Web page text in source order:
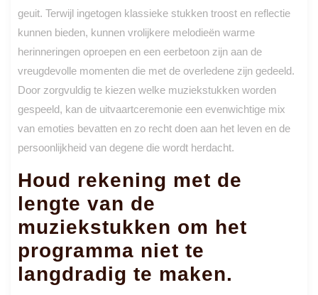
geuit. Terwijl ingetogen klassieke stukken troost en reflectie
kunnen bieden, kunnen vrolijkere melodieën warme
herinneringen oproepen en een eerbetoon zijn aan de
vreugdevolle momenten die met de overledene zijn gedeeld.
Door zorgvuldig te kiezen welke muziekstukken worden
gespeeld, kan de uitvaartceremonie een evenwichtige mix
van emoties bevatten en zo recht doen aan het leven en de
persoonlijkheid van degene die wordt herdacht.
Houd rekening met de
lengte van de
muziekstukken om het
programma niet te
langdradig te maken.